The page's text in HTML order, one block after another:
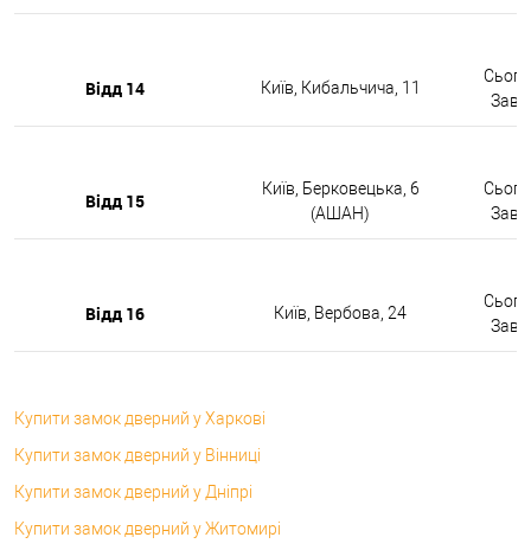
Відд 14 Київ, Кибальчича, 11
Відд 15
Київ, Берковецька, 6
(АШАН)
Відд 16 Київ, Вербова, 24
Купити замок дверний у Харкові
Купити замок дверний у Вінниці
Купити замок дверний у Дніпрі
Купити замок дверний у Житомирі